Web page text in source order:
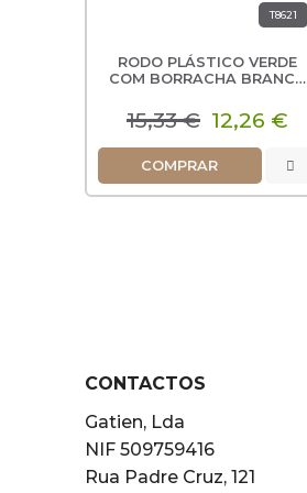
T8621
RODO PLÁSTICO VERDE
COM BORRACHA BRANCA
15,33 € 12,26 €
COMPRAR
CONTACTOS
Gatien, Lda
NIF 509759416
Rua Padre Cruz, 121